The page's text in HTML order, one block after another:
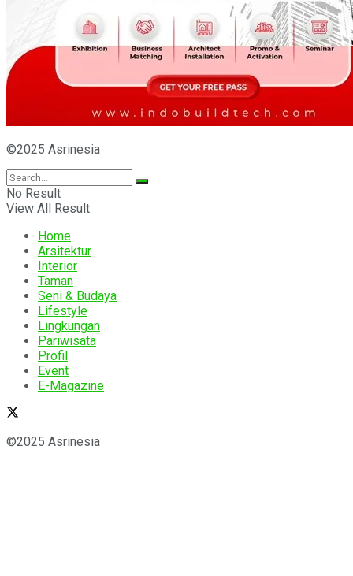
©2025 Asrinesia
No Result
View All Result
Home
Arsitektur
Interior
Taman
Seni & Budaya
Lifestyle
Lingkungan
Pariwisata
Profil
Event
E-Magazine
©2025 Asrinesia